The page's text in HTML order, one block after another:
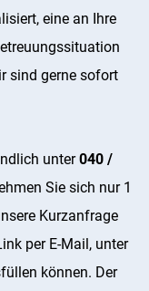
eine an Ihre
sind gerne sofort
unter040 /
Sie sich nur 1
Kurzanfrage
per E-Mail, unter
können. Der